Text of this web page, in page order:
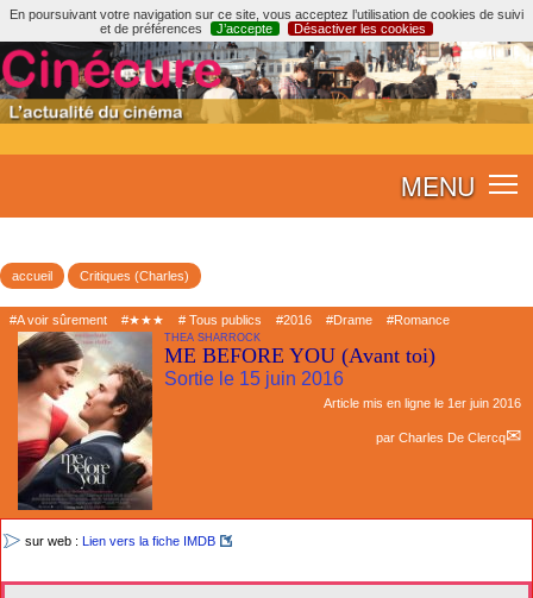
En poursuivant votre navigation sur ce site, vous acceptez l’utilisation de cookies de suivi
et de préférences
J’accepte Désactiver les cookies
MENU
accueil Critiques (Charles)
#A voir sûrement #★★★ # Tous publics #2016 #Drame #Romance
THEA SHARROCK
ME BEFORE YOU (Avant toi)
Sortie le 15 juin 2016
Article mis en ligne le 1er juin 2016
par Charles De Clercq
sur web : Lien vers la fiche IMDB